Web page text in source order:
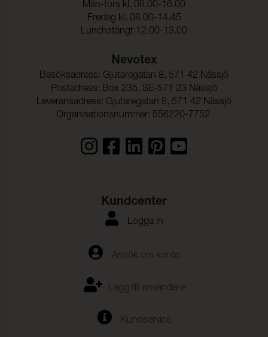
Mån-tors kl. 08.00-16.00
Fredag kl. 08.00-14.45
Lunchstängt 12.00-13.00
Nevotex
Besöksadress: Gjutaregatan 8, 571 42 Nässjö
Postadress: Box 235, SE-571 23 Nässjö
Leveransadress: Gjutaregatan 8, 571 42 Nässjö
Organisationsnummer: 556220-7752
Kundcenter
Logga in
Ansök om konto
Lägg till användare
Kundservice